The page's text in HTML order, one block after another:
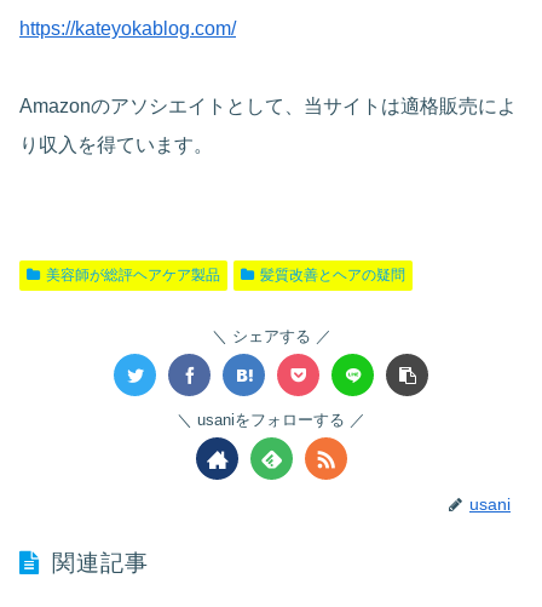
https://kateyokablog.com/
Amazonのアソシエイトとして、当サイトは適格販売によ
り収入を得ています。
美容師が総評ヘアケア製品 髪質改善とヘアの疑問
シェアする
usaniをフォローする
usani
関連記事